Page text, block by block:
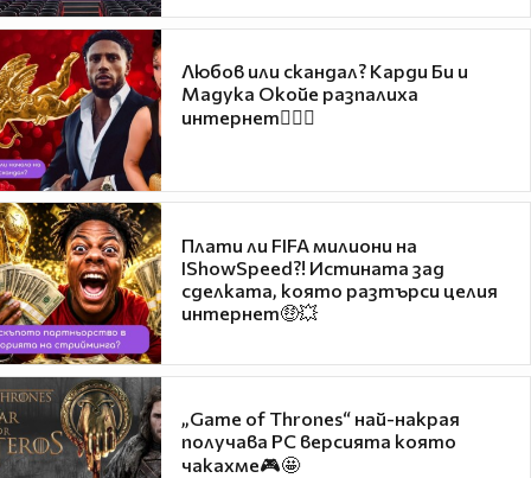
Любов или скандал? Карди Би и
Мадука Окойе разпалиха
интернет❤️‍🔥🔥
Плати ли FIFA милиони на
IShowSpeed?! Истината зад
сделката, която разтърси целия
интернет🤑💥
„Game of Thrones“ най-накрая
получава PC версията която
чакахме🎮🤩